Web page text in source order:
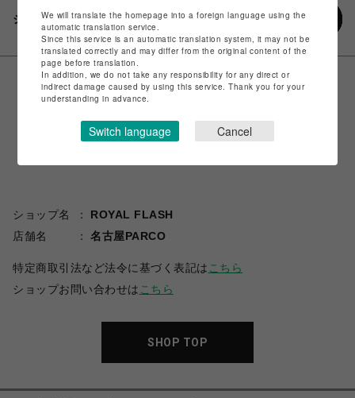
シェアする
ショップ名
ROYAL FLASH
店舗名
名古屋PARCO
特定商取引法など法令に基づく表記は こちら
ショップお問い合わせは こちら
SHOP TOP
We will translate the homepage into a foreign language using the
automatic translation service.
Since this service is an automatic translation system, it may not be
translated correctly and may differ from the original content of the
page before translation.
In addition, we do not take any responsibility for any direct or
indirect damage caused by using this service. Thank you for your
understanding in advance.
Switch language Cancel